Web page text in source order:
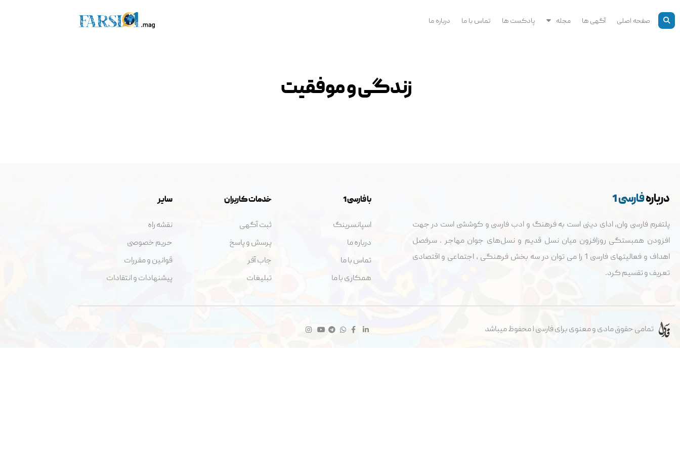
به
محتوا
صفحه اصلی آگهی ها مجله پادکست ها تماس با ما درباره ما
زندگی و موفقیت
دربارهفارسی 1
پلتفرم فارسی وان، ادای دینی است به فرهنگ و ادب فارسی و کوششی است در جهت
افزودن همبستگی روزافزون میان نسل قدیم و نسل‌های جوان مهاجر . سرفصل
اهداف و فعالیتهای فارسی 1 را می توان در سه بخش فرهنگی ، اجتماعی و اقتصادی
تعریف و تقسيم کرد.
با فارسی 1
اسپانسرینگ
درباره ما
تماس با ما
همکاری با ما
خدمات کاربران
ثبت آگهی
پرسش و پاسخ
جاب آفر
تبلیغات
سایر
نقشه راه
حریم خصوصی
قوانین و مقررات
پیشنهادات و انتقادات
تمامی حقوق مادی و معنوی برای فارسی ۱ محفوظ میباشد